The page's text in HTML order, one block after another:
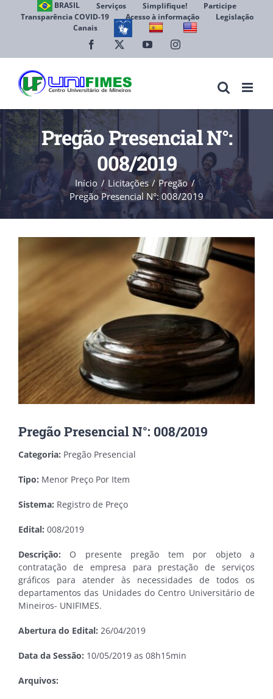
BRASIL Serviços Simplifique!
Participe
Transparência COVID-19
Acesso à informação
Legislação
Canais
Facebook YouTubeInstagram
Pregão Presencial N°:
008/2019
Início Licitações
Pregão
Pregão Presencial N°: 008/2019
Larger
Image
Pregão Presencial N°: 008/2019
Categoria: Pregão Presencial
Tipo: Menor Preço Por Item
Sistema: Registro de Preço
Edital: 008/2019
Descrição: O presente pregão tem por objeto a
contratação de empresa para prestação de serviços
gráficos para atender às necessidades de todos os
departamentos das Unidades do Centro Universitário de
Mineiros- UNIFIMES.
Abertura do Edital: 26/04/2019
Data da Sessão: 10/05/2019 as 08h15min
Arquivos: